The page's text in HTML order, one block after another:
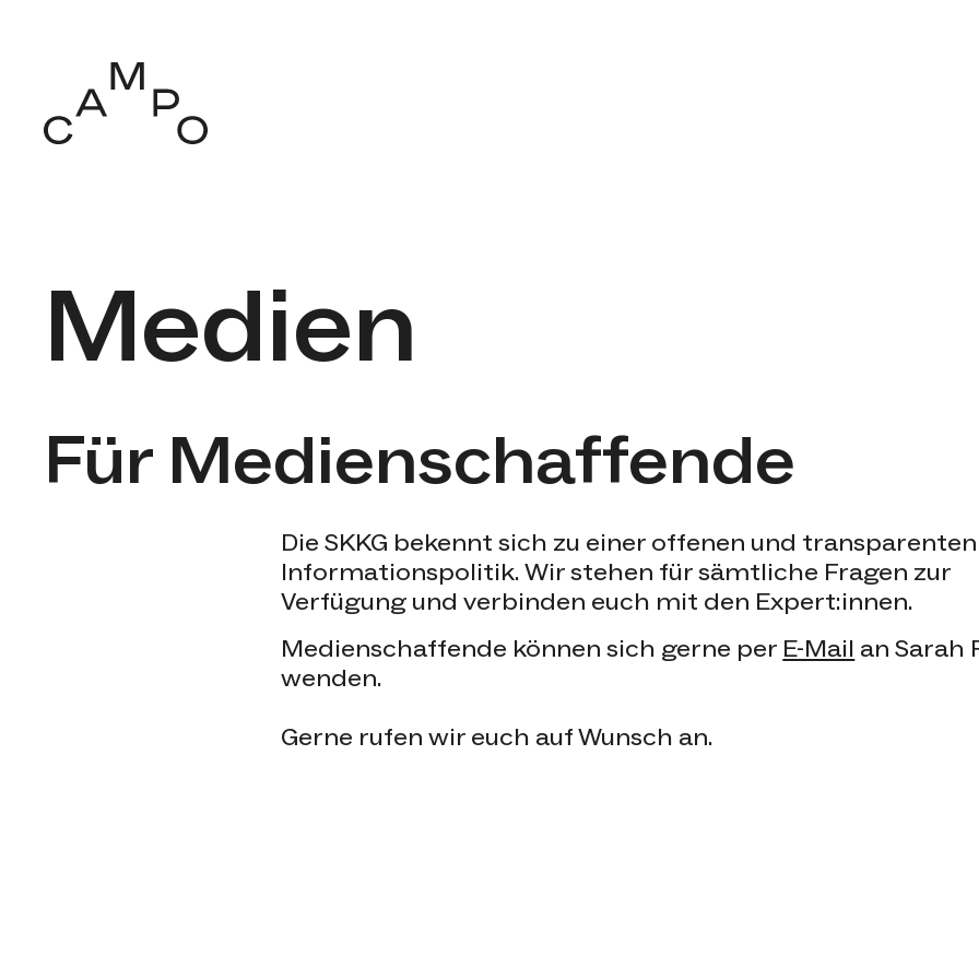
Medien
Für Medienschaffende
Die SKKG bekennt sich zu einer offenen und transparenten
Informationspolitik. Wir stehen für sämtliche Fragen zur
Verfügung und verbinden euch mit den Expert:innen.
Medienschaffende können sich gerne per E-Mail an Sarah
wenden.
Gerne rufen wir euch auf Wunsch an.